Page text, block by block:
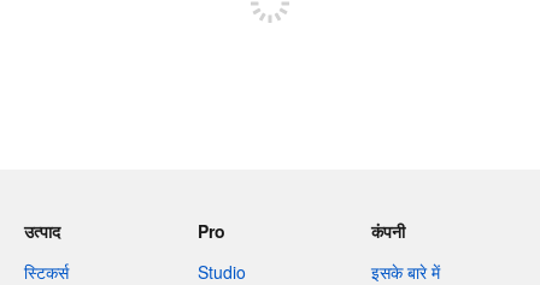
उत्पाद
स्टिकर्स
Pro
Studio
कंपनी
इसके बारे में